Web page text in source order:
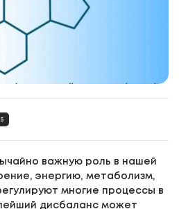
важную роль в нашей
энергию, метаболизм,
многие процессы в
дисбаланс может